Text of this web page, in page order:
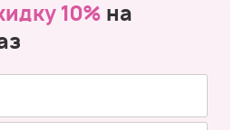
10% на